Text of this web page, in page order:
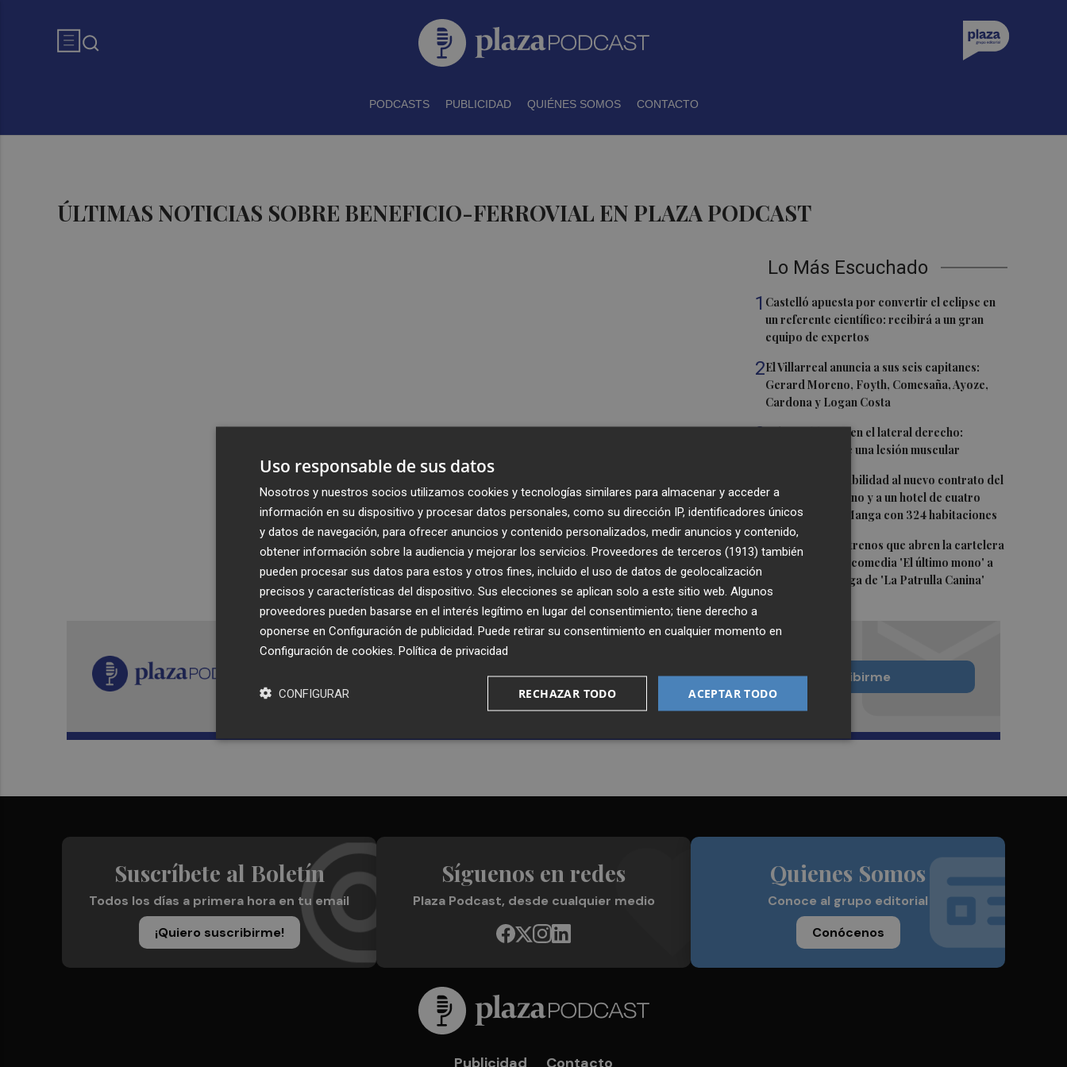
PODCASTS PUBLICIDAD QUIÉNES SOMOS CONTACTO
ÚLTIMAS NOTICIAS SOBRE BENEFICIO-FERROVIAL EN PLAZA PODCAST
Lo Más Escuchado
1 Castelló apuesta por convertir el eclipse en
un referente científico: recibirá a un gran
equipo de expertos
2El Villarreal anuncia a sus seis capitanes:
Gerard Moreno, Foyth, Comesaña, Ayoze,
Cardona y Logan Costa
3Más problemas en el lateral derecho:
Monferrer sufre una lesión muscular
San Javier da viabilidad al nuevo contrato del
transporte urbano y a un hotel de cuatro
estrellas en La Manga con 324 habitaciones
5 Estos son los estrenos que abren la cartelera
en agosto: de la comedia 'El último mono' a
una nueva entrega de 'La Patrulla Canina'
Recibe toda la actualidad de
Plaza Podcast en tu correo
Quiero suscribirme
Suscríbete al Boletín
Todos los días a primera hora en tu email
¡Quiero suscribirme!
Síguenos en redes
Plaza Podcast, desde cualquier medio
Quienes Somos
Conoce al grupo editorial
Conócenos
Publicidad Contacto
Uso responsable de sus datos
Nosotros y nuestros socios utilizamos cookies y tecnologías similares para almacenar y acceder a
información en su dispositivo y procesar datos personales, como su dirección IP, identificadores únicos
y datos de navegación, para ofrecer anuncios y contenido personalizados, medir anuncios y contenido,
obtener información sobre la audiencia y mejorar los servicios. Proveedores de terceros (1913) también
pueden procesar sus datos para estos y otros fines, incluido el uso de datos de geolocalización
precisos y características del dispositivo. Sus elecciones se aplican solo a este sitio web. Algunos
proveedores pueden basarse en el interés legítimo en lugar del consentimiento; tiene derecho a
oponerse en Configuración de publicidad . Puede retirar su consentimiento en cualquier momento en
Configuración de cookies Política de privacidad
ACEPTAR TODO
RECHAZAR TODO
CONFIGURAR